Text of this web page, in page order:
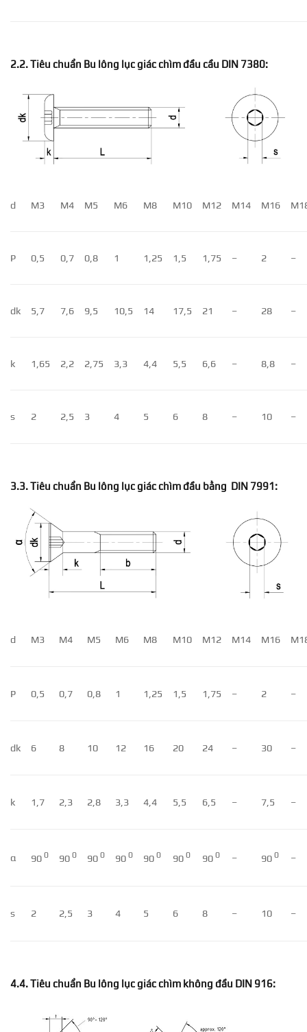
2.2. Tiêu chuẩn Bu lông lục giác chìm đầu cầu DIN 7380:
d M3 M4 M5 M6 M8 M10 M12 M14 M16
P 0,5 0,7 0,8 1 1,25 1,5 1,75 – 2 –
dk 5,7 7,6 9,5 10,5 14 17,5 21 – 28 –
k 1,65 2,2 2,75 3,3 4,4 5,5 6,6 – 8,8 –
s 2 2,5 3 4 5 6 8 – 10 –
3.3. Tiêu chuẩn Bu lông lục giác chìm đầu bằng DIN 7991:
d M3 M4 M5 M6 M8 M10 M12 M14 M16
P 0,5 0,7 0,8 1 1,25 1,5 1,75 – 2 –
dk 6 8 10 12 16 20 24 – 30 –
k 1,7 2,3 2,8 3,3 4,4 5,5 6,5 – 7,5 –
α 900 900 900 900 900 900 900 – 900 –
s 2 2,5 3 4 5 6 8 – 10 –
4.4. Tiêu chuẩn Bu lông lục giác chìm không đầu DIN 916: